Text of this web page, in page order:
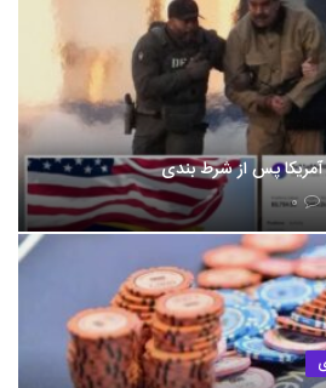
پس از شرط بندی
۰